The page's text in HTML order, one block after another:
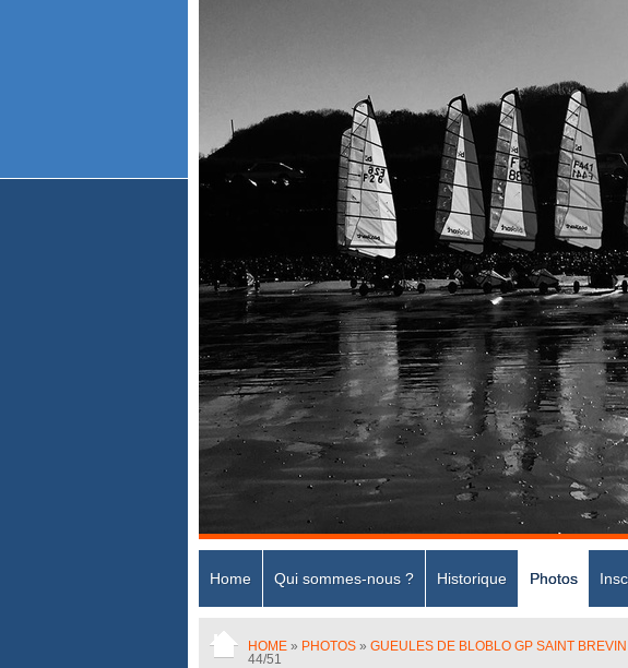
Home Qui sommes-nous ? Historique Photos
HOME » PHOTOS » GUEULES DE BLOBLO GP SAINT
44/51